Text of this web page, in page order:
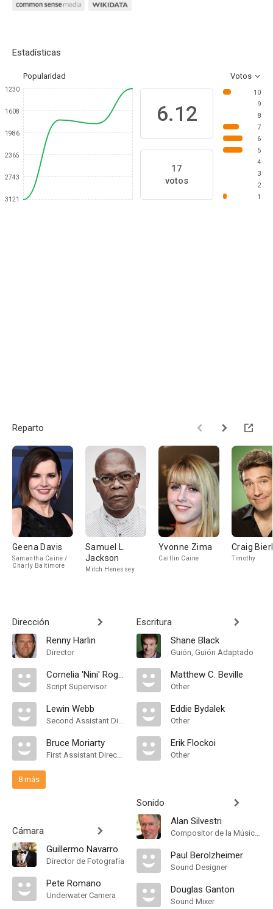
Estadísticas
Popularidad Votos
1230
1608
1986
2365
2743
3121
6.12
17
votos
10
9
8
7
6
5
4
3
2
1
Reparto
Geena Davis
Samantha Caine /
Charly Baltimore
Samuel L.
Jackson
Mitch Henessey
Yvonne Zima
Caitlin Caine
Craig
Timothy
Dirección
Renny Harlin
Director
Cornelia 'Nini' Rogan
Script Supervisor
Lewin Webb
Second Assistant Director
Bruce Moriarty
First Assistant Director
8 más
Cámara
Guillermo Navarro
Director de Fotografía
Pete Romano
Underwater Camera
Escritura
Shane Black
Guión, Guión Adaptado
Matthew C. Beville
Other
Eddie Bydalek
Other
Erik Flockoi
Other
Sonido
Alan Silvestri
Compositor de la Música Original, Conductor
Paul Berolzheimer
Sound Designer
Douglas Ganton
Sound Mixer